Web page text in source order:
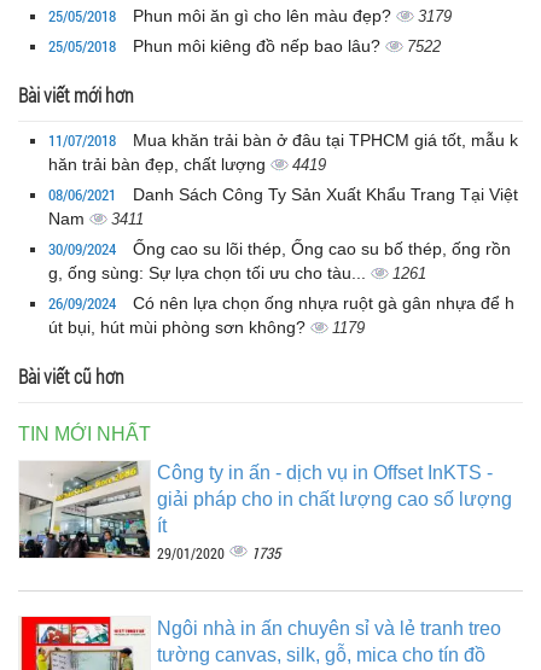
25/05/2018 Phun môi ăn gì cho lên màu đẹp? 3179
25/05/2018 Phun môi kiêng đồ nếp bao lâu? 7522
Bài viết mới hơn
11/07/2018
Mua khăn trải bàn ở đâu tại TPHCM giá tốt, mẫu k
hăn trải bàn đẹp, chất lượng
4419
08/06/2021
Danh Sách Công Ty Sản Xuất Khẩu Trang Tại Việt
Nam
3411
30/09/2024
Ống cao su lõi thép, Ống cao su bố thép, ống rồn
g, ống sùng: Sự lựa chọn tối ưu cho tàu...
1261
26/09/2024
Có nên lựa chọn ống nhựa ruột gà gân nhựa để h
út bụi, hút mùi phòng sơn không?
1179
Bài viết cũ hơn
TIN MỚI NHẤT
Công ty in ấn - dịch vụ in Offset InKTS -
giải pháp cho in chất lượng cao số lượng
ít
29/01/2020 1735
Ngôi nhà in ấn chuyên sỉ và lẻ tranh treo
tường canvas, silk, gỗ, mica cho tín đồ